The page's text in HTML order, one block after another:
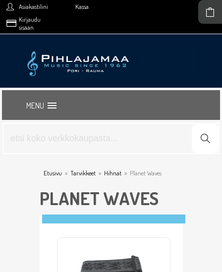
Asiakastilini
Kassa
Kirjaudu
sisään
MENU
Etusivu » Tarvikkeet » Hihnat » Planet Waves
PLANET WAVES